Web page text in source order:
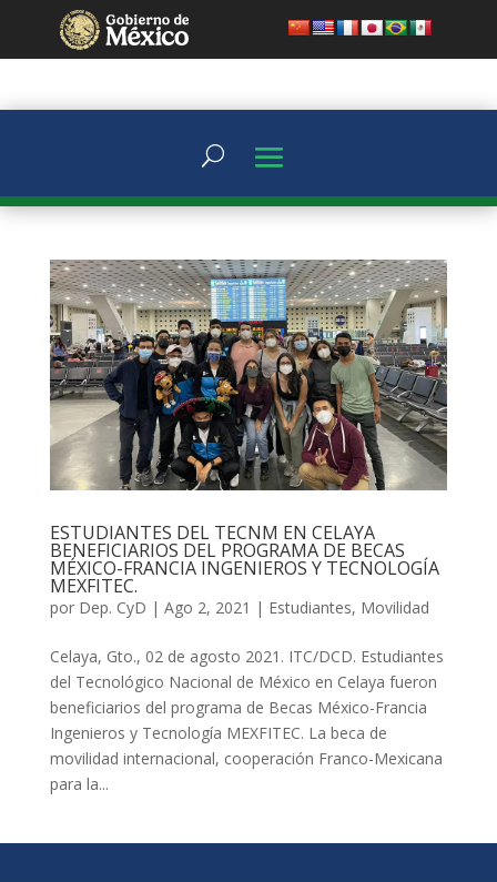
ESTUDIANTES DEL TECNM EN CELAYA
BENEFICIARIOS DEL PROGRAMA DE BECAS
MÉXICO-FRANCIA INGENIEROS Y TECNOLOGÍA
MEXFITEC.
por Dep. CyD | Ago 2, 2021 | Estudiantes, Movilidad
Celaya, Gto., 02 de agosto 2021. ITC/DCD. Estudiantes
del Tecnológico Nacional de México en Celaya fueron
beneficiarios del programa de Becas México-Francia
Ingenieros y Tecnología MEXFITEC. La beca de
movilidad internacional, cooperación Franco-Mexicana
para la...